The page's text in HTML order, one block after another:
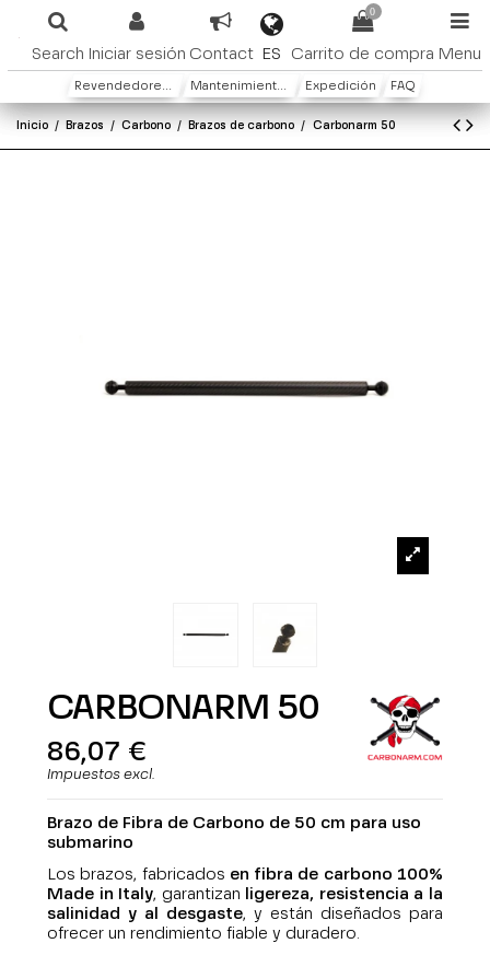
Search Iniciar sesión Contact ES
0
Carrito de compra Menu
Revendedores y distribuidores Mantenimiento y Garantìa Expedición FAQ
Inicio Brazos Carbono Brazos de carbono Carbonarm 50
CARBONARM 50
86,07 €
Impuestos excl.
Brazo de Fibra de Carbono de 50 cm para uso
submarino
Los brazos, fabricados en fibra de carbono 100%
Made in Italy, garantizan
ligereza, resistencia a la
salinidad y al desgaste, y están diseñados para
ofrecer un rendimiento fiable y duradero.